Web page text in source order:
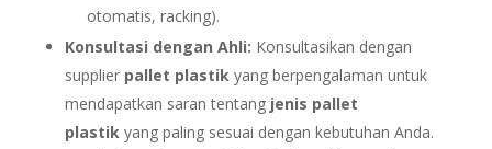
otomatis, racking).
Konsultasi dengan Ahli: Konsultasikan dengan
supplier pallet plastikyang berpengalaman untuk
mendapatkan saran tentang jenis pallet
plastikyang paling sesuai dengan kebutuhan Anda.